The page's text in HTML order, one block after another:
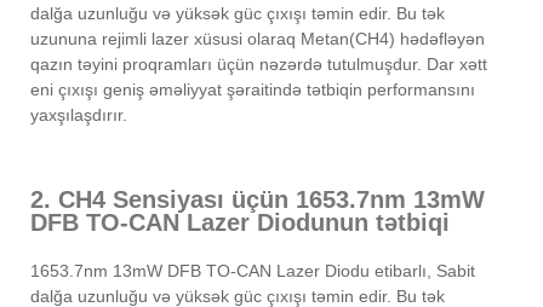
dalğa uzunluğu və yüksək güc çıxışı təmin edir. Bu tək
uzununa rejimli lazer xüsusi olaraq Metan(CH4) hədəfləyən
qazın təyini proqramları üçün nəzərdə tutulmuşdur. Dar xətt
eni çıxışı geniş əməliyyat şəraitində tətbiqin performansını
yaxşılaşdırır.
2. CH4 Sensiyası üçün 1653.7nm 13mW
DFB TO-CAN Lazer Diodunun tətbiqi
1653.7nm 13mW DFB TO-CAN Lazer Diodu etibarlı, Sabit
dalğa uzunluğu və yüksək güc çıxışı təmin edir. Bu tək